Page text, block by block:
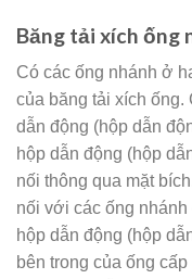
Băng tải xích ống
Có các ống nhánh ở
của băng tải xích
dẫn động (hộp dẫn
hộp dẫn động (hộp
nối thông qua mặt
nối với các ống
hộp dẫn động (hộp
bên trong của ống